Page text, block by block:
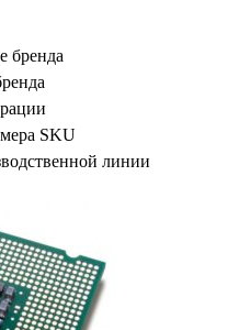
Pentium
N4200
6 часов
производительность
от 7 до 12 часов
бренда
SKU
линии